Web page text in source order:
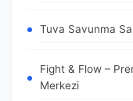
Tuva Savunma
Fight & Flow –
Merkezi